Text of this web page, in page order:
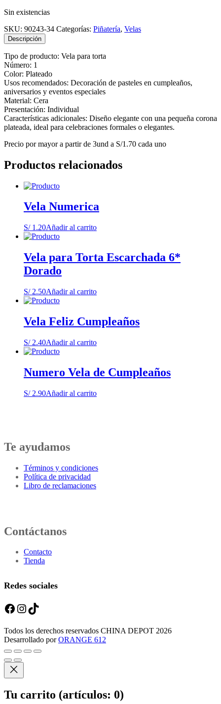
Sin existencias
SKU: 90243-34 Categorías: Piñatería, Velas
Descripción
Tipo de producto: Vela para torta
Número: 1
Color: Plateado
Usos recomendados: Decoración de pasteles en cumpleaños,
aniversarios y eventos especiales
Material: Cera
Presentación: Individual
Características adicionales: Diseño elegante con una pequeña corona
plateada, ideal para celebraciones formales o elegantes.
Precio por mayor a partir de 3und a S/1.70 cada uno
Productos relacionados
Vela Numerica
S/1.20Añadir al carrito
Vela para Torta Escarchada 6*
Dorado
S/2.50Añadir al carrito
Vela Feliz Cumpleaños
S/2.40Añadir al carrito
Numero Vela de Cumpleaños
S/2.90Añadir al carrito
Te ayudamos
Términos y condiciones
Política de privacidad
Libro de reclamaciones
Contáctanos
Contacto
Tienda
Redes sociales
Facebook Instagram TikTok
Todos los derechos reservados CHINA DEPOT 2026
Desarrollado porORANGE 612
Tu carrito (artículos: 0)